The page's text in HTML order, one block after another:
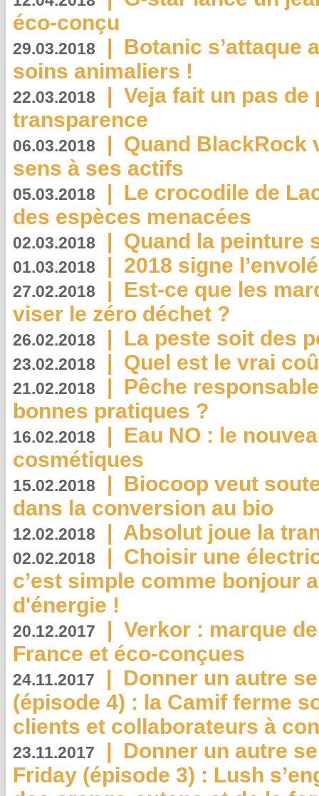
éco-conçu
29.03.2018 | Botanic s’attaque
soins animaliers !
22.03.2018 | Veja fait un pas de
transparence
06.03.2018 | Quand BlackRock
sens à ses actifs
05.03.2018 | Le crocodile de
des espèces menacées
02.03.2018 | Quand la peinture
01.03.2018 | 2018 signe
27.02.2018 | Est-ce que les
viser le zéro déchet ?
26.02.2018 | La peste soit des
23.02.2018 | Quel est le vrai
21.02.2018 | Pêche
bonnes pratiques ?
16.02.2018 | Eau NO : le
cosmétiques
15.02.2018 | Biocoop veut
dans la conversion au bio
12.02.2018 | Absolut joue la
02.02.2018 | Choisir une
c’est simple comme bonjour
d'énergie !
20.12.2017 | Verkor : marque
France et éco-conçues
24.11.2017 | Donner un autre
(épisode 4) : la Camif ferme
clients et collaborateurs à
23.11.2017 | Donner un autre
Friday (épisode 3) : Lush